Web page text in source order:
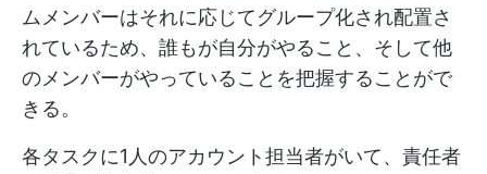
ムメンバーはそれに応じてグループ化され配置さ
れているため、誰もが自分がやること、そして他
のメンバーがやっていることを把握することがで
きる。
各タスクに1人のアカウント担当者がいて、責任者